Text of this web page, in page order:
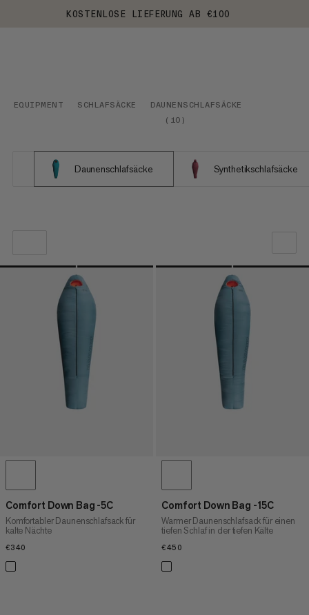
KOSTENLOSE LIEFERUNG AB €100
EQUIPMENT SCHLAFSÄCKE
DAUNENSCHLAFSÄCKE
( 10 )
Daunenschlafsäcke Synthetikschlafsäcke
UNSERE EMPFEHLUNG
NIEDRIGSTER PREIS
HÖCHSTER PREIS
NEUHEITEN
BEWERTUNG
Comfort Down Bag -5C
Komfortabler Daunenschlafsack für
kalte Nächte
€340
Comfort Down Bag -15C
Warmer Daunenschlafsack für einen
tiefen Schlaf in der tiefen Kälte
€450